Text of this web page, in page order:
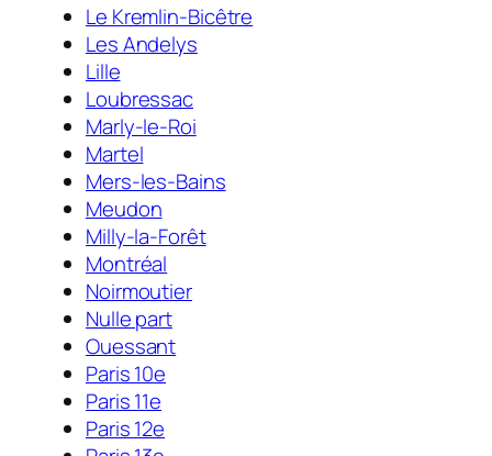
Le Kremlin-Bicêtre
Les Andelys
Lille
Loubressac
Marly-le-Roi
Martel
Mers-les-Bains
Meudon
Milly-la-Forêt
Montréal
Noirmoutier
Nulle part
Ouessant
Paris 10e
Paris 11e
Paris 12e